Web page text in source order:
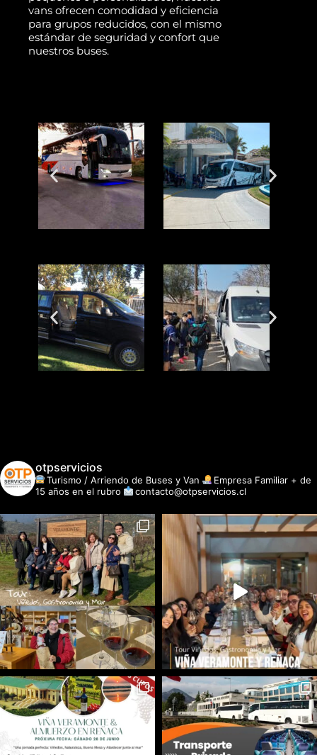
vans ofrecen comodidad y eficiencia
para grupos reducidos, con el mismo
estándar de seguridad y confort que
nuestros buses.
otpservicios
Turismo / Arriendo de Buses y Van
Empresa Familiar + de
15 años en el rubro
contacto@otpservicios.cl